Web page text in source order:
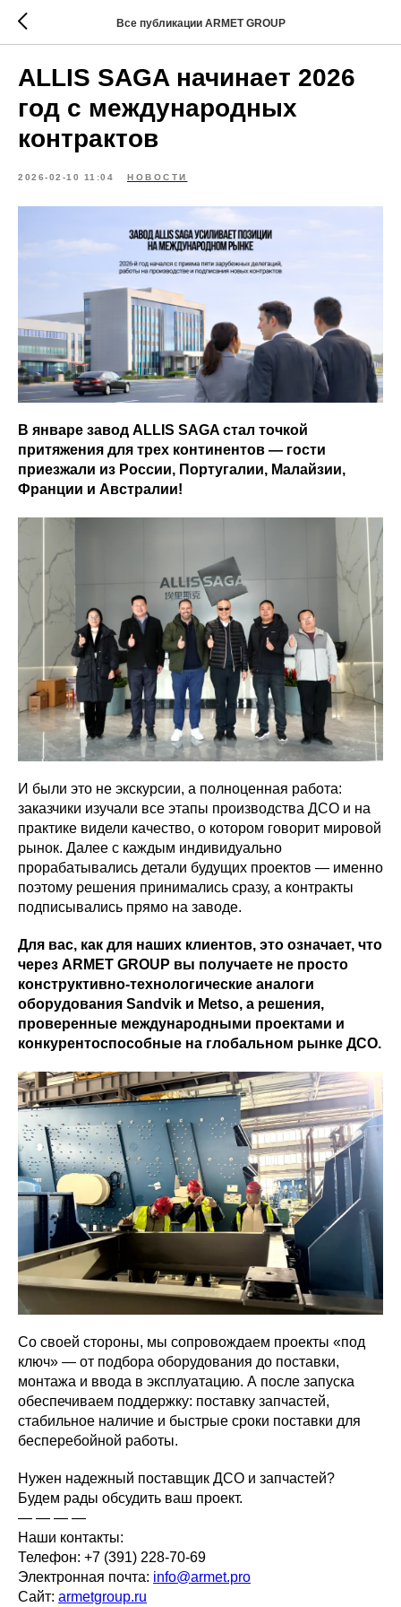
Все публикации ARMET GROUP
ALLIS SAGA начинает 2026
год с международных
контрактов
2026-02-10 11:04 НОВОСТИ
В январе завод ALLIS SAGA стал точкой
притяжения для трех континентов — гости
приезжали из России, Португалии, Малайзии,
Франции и Австралии!
И были это не экскурсии, а полноценная работа:
заказчики изучали все этапы производства ДСО и на
практике видели качество, о котором говорит мировой
рынок. Далее с каждым индивидуально
прорабатывались детали будущих проектов — именно
поэтому решения принимались сразу, а контракты
подписывались прямо на заводе.
Для вас, как для наших клиентов, это означает, что
через ARMET GROUP вы получаете не просто
конструктивно-технологические аналоги
оборудования Sandvik и Metso, а решения,
проверенные международными проектами и
конкурентоспособные на глобальном рынке ДСО.
Со своей стороны, мы сопровождаем проекты «под
ключ» — от подбора оборудования до поставки,
монтажа и ввода в эксплуатацию. А после запуска
обеспечиваем поддержку: поставку запчастей,
стабильное наличие и быстрые сроки поставки для
бесперебойной работы.
Нужен надежный поставщик ДСО и запчастей?
Будем рады обсудить ваш проект.
— — — —
Наши контакты:
Телефон: +7 (391) 228-70-69
Электронная почта: info@armet.pro
Сайт: armetgroup.ru